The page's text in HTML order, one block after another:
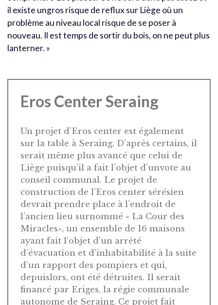
il existe ungros risque de reflux sur Liège où un
problème au niveau local risque de se poser à
nouveau. Il est temps de sortir du bois, on ne peut plus
lanterner. »
Eros Center Seraing
Un projet d’Eros center est également
sur la table à Seraing. D’après certains, il
serait même plus avancé que celui de
Liège puisqu’il a fait l’objet d’unvote au
conseil communal. Le projet de
construction de l’Eros center sérésien
devrait prendre place à l’endroit de
l’ancien lieu surnommé « La Cour des
Miracles», un ensemble de 16 maisons
ayant fait l’objet d’un arrêté
d’évacuation et d’inhabitabilité à la suite
d’un rapport des pompiers et qui,
depuislors, ont été détruites. Il serait
financé par Eriges, la régie communale
autonome de Seraing. Ce projet fait